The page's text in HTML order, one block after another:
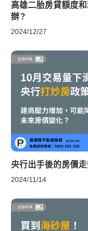
高雄二胎房貸額度
辦？
2024/12/27
央行出手後的房價
2024/11/14